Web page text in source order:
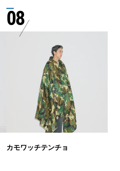
08
カモワッチテンチョ